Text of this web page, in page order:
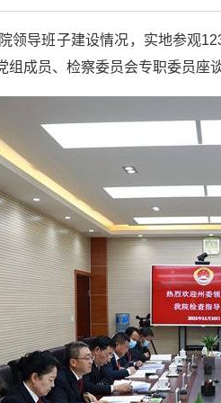
领导班子建设情况，实地参观
成员、检察委员会专职委员座